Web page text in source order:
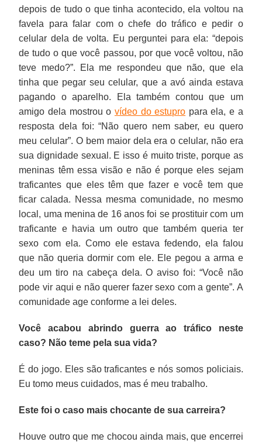
depois de tudo o que tinha acontecido, ela voltou na
favela para falar com o chefe do tráfico e pedir o
celular dela de volta. Eu perguntei para ela: “depois
de tudo o que você passou, por que você voltou, não
teve medo?”. Ela me respondeu que não, que ela
tinha que pegar seu celular, que a avó ainda estava
pagando o aparelho. Ela também contou que um
amigo dela mostrou o vídeo do estupro para ela, e a
resposta dela foi: “Não quero nem saber, eu quero
meu celular”. O bem maior dela era o celular, não era
sua dignidade sexual. E isso é muito triste, porque as
meninas têm essa visão e não é porque eles sejam
traficantes que eles têm que fazer e você tem que
ficar calada. Nessa mesma comunidade, no mesmo
local, uma menina de 16 anos foi se prostituir com um
traficante e havia um outro que também queria ter
sexo com ela. Como ele estava fedendo, ela falou
que não queria dormir com ele. Ele pegou a arma e
deu um tiro na cabeça dela. O aviso foi: “Você não
pode vir aqui e não querer fazer sexo com a gente”. A
comunidade age conforme a lei deles.
Você acabou abrindo guerra ao tráfico neste
caso? Não teme pela sua vida?
É do jogo. Eles são traficantes e nós somos policiais.
Eu tomo meus cuidados, mas é meu trabalho.
Este foi o caso mais chocante de sua carreira?
Houve outro que me chocou ainda mais, que encerrei